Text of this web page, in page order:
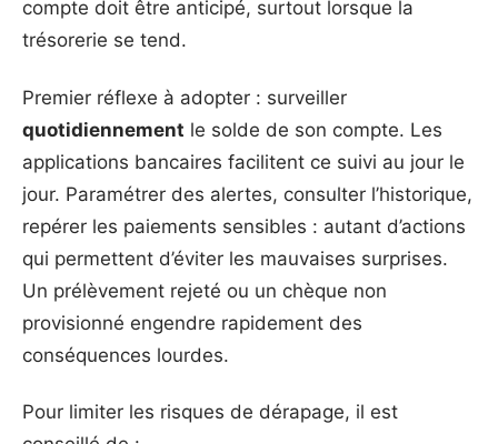
compte doit être anticipé, surtout lorsque la
trésorerie se tend.
Premier réflexe à adopter : surveiller
quotidiennement le solde de son compte. Les
applications bancaires facilitent ce suivi au jour le
jour. Paramétrer des alertes, consulter l’historique,
repérer les paiements sensibles : autant d’actions
qui permettent d’éviter les mauvaises surprises.
Un prélèvement rejeté ou un chèque non
provisionné engendre rapidement des
conséquences lourdes.
Pour limiter les risques de dérapage, il est